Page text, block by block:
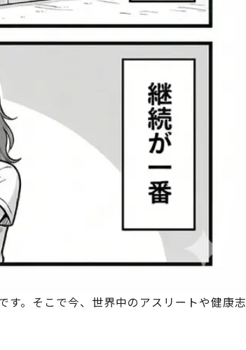
す。そこで今、世界中のアスリートや健康志